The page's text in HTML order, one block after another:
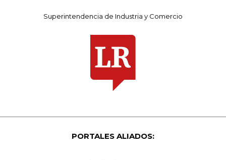
Superintendencia de Industria y Comercio
PORTALES ALIADOS: